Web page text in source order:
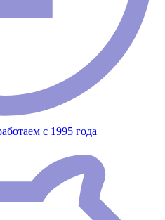
с 1995 года